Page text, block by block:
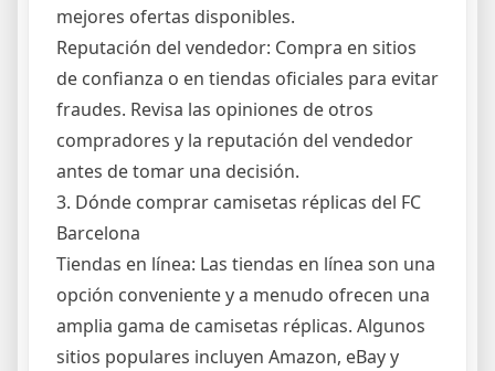
mejores ofertas disponibles.
Reputación del vendedor: Compra en sitios
de confianza o en tiendas oficiales para evitar
fraudes. Revisa las opiniones de otros
compradores y la reputación del vendedor
antes de tomar una decisión.
3. Dónde comprar camisetas réplicas del FC
Barcelona
Tiendas en línea: Las tiendas en línea son una
opción conveniente y a menudo ofrecen una
amplia gama de camisetas réplicas. Algunos
sitios populares incluyen Amazon, eBay y